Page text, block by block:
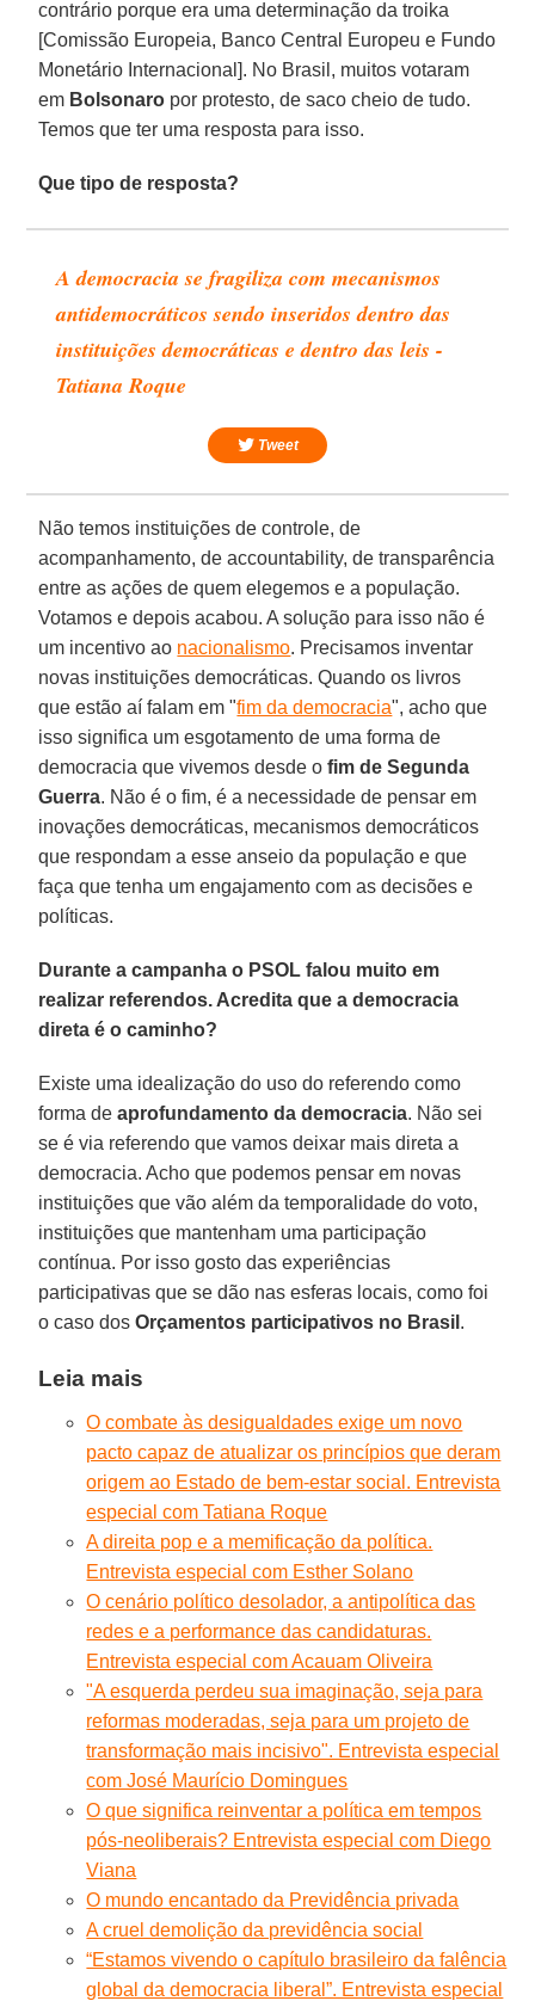
contrário porque era uma determinação da troika
[Comissão Europeia, Banco Central Europeu e Fundo
Monetário Internacional]. No Brasil, muitos votaram
em Bolsonaro por protesto, de saco cheio de tudo.
Temos que ter uma resposta para isso.
Que tipo de resposta?
A democracia se fragiliza com mecanismos
antidemocráticos sendo inseridos dentro das
instituições democráticas e dentro das leis -
Tatiana Roque
Tweet
Não temos instituições de controle, de
acompanhamento, de accountability, de transparência
entre as ações de quem elegemos e a população.
Votamos e depois acabou. A solução para isso não é
um incentivo ao nacionalismo. Precisamos inventar
novas instituições democráticas. Quando os livros
que estão aí falam em "fim da democracia", acho que
isso significa um esgotamento de uma forma de
democracia que vivemos desde ofim de Segunda
Guerra. Não é o fim, é a necessidade de pensar em
inovações democráticas, mecanismos democráticos
que respondam a esse anseio da população e que
faça que tenha um engajamento com as decisões e
políticas.
Durante a campanha o PSOL falou muito em
realizar referendos. Acredita que a democracia
direta é o caminho?
Existe uma idealização do uso do referendo como
forma deaprofundamento da democracia. Não sei
se é via referendo que vamos deixar mais direta a
democracia. Acho que podemos pensar em novas
instituições que vão além da temporalidade do voto,
instituições que mantenham uma participação
contínua. Por isso gosto das experiências
participativas que se dão nas esferas locais, como foi
o caso dosOrçamentos participativos no Brasil .
Leia mais
O combate às desigualdades exige um novo
pacto capaz de atualizar os princípios que deram
origem ao Estado de bem-estar social. Entrevista
especial com Tatiana Roque
A direita pop e a memificação da política.
Entrevista especial com Esther Solano
O cenário político desolador, a antipolítica das
redes e a performance das candidaturas.
Entrevista especial com Acauam Oliveira
"A esquerda perdeu sua imaginação, seja para
reformas moderadas, seja para um projeto de
transformação mais incisivo". Entrevista especial
com José Maurício Domingues
O que significa reinventar a política em tempos
pós-neoliberais? Entrevista especial com Diego
Viana
O mundo encantado da Previdência privada
A cruel demolição da previdência social
“Estamos vivendo o capítulo brasileiro da falência
global da democracia liberal”. Entrevista especial